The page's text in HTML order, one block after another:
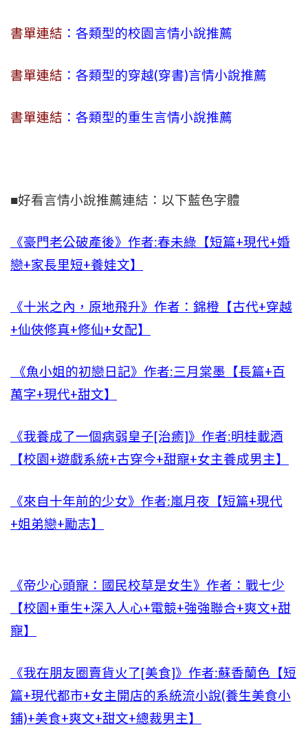
書單連結 ：各類型的校園言情小說推薦
書單連結 ：各類型的穿越(穿書)言情小說推薦
書單連結 ：各類型的重生言情小說推薦
■好看言情小說推薦連結：以下藍色字體
《豪門老公破產後》作者:春未綠【短篇+現代+婚
戀+家長里短+養娃文】
《十米之內，原地飛升》作者：錦橙【古代+穿越
+仙俠修真+修仙+女配】
《魚小姐的初戀日記》作者:三月棠墨【長篇+百
萬字+現代+甜文】
《我養成了一個病弱皇子[治癒]》作者:明桂載酒
【校園+遊戲系統+古穿今+甜寵+女主養成男主】
《來自十年前的少女》作者:嵐月夜【短篇+現代
+姐弟戀+勵志】
《帝少心頭寵：國民校草是女生》作者：戰七少
【校園+重生+深入人心+電競+強強聯合+爽文+甜
寵】
《我在朋友圈賣貨火了[美食]》作者:蘇香蘭色【短
篇+現代都市+女主開店的系統流小說(養生美食小
鋪)+美食+爽文+甜文+總裁男主】